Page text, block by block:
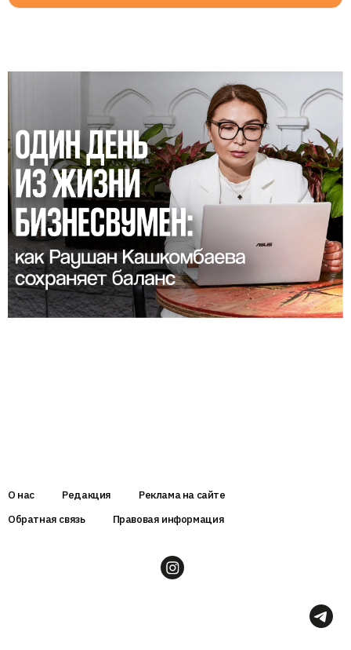
О нас Редакция
Реклама на сайте
Обратная связь
Правовая информация